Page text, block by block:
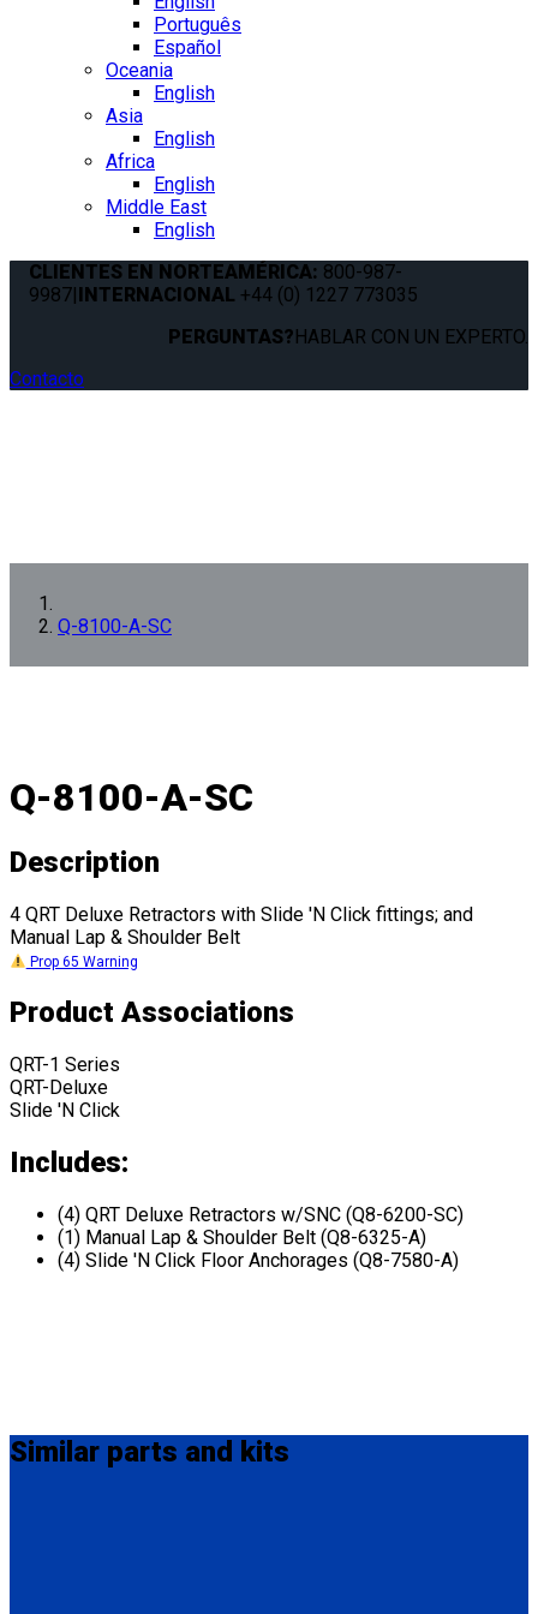
Português
Español
Oceania
English
Asia
English
Africa
English
Middle East
English
CLIENTES EN NORTEAMÉRICA: 800-987-
9987|INTERNACIONAL +44 (0) 1227 773035
PERGUNTAS?HABLAR CON UN EXPERTO.
Contacto
Q-8100-A-SC
Q-8100-A-SC
Description
4 QRT Deluxe Retractors with Slide 'N Click fittings; and
Manual Lap & Shoulder Belt
Prop 65 Warning
Product Associations
QRT-1 Series
QRT-Deluxe
Slide 'N Click
Includes:
(4) QRT Deluxe Retractors w/SNC (Q8-6200-SC)
(1) Manual Lap & Shoulder Belt (Q8-6325-A)
(4) Slide 'N Click Floor Anchorages (Q8-7580-A)
Similar parts and kits